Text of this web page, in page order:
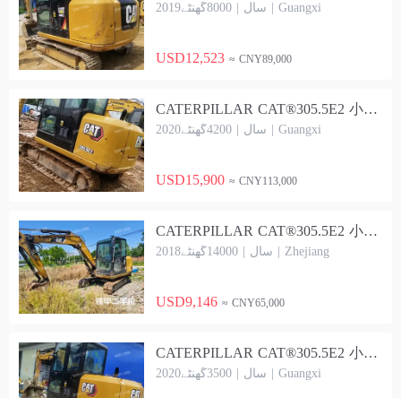
2019سال | 8000گھنٹے | Guangxi
USD12,523 ≈ CNY89,000
CATERPILLAR CAT®305.5E2 小型液压 Excavator
2020سال | 4200گھنٹے | Guangxi
USD15,900 ≈ CNY113,000
CATERPILLAR CAT®305.5E2 小型液压 Excavator
2018سال | 14000گھنٹے | Zhejiang
USD9,146 ≈ CNY65,000
CATERPILLAR CAT®305.5E2 小型液压 Excavator
2020سال | 3500گھنٹے | Guangxi